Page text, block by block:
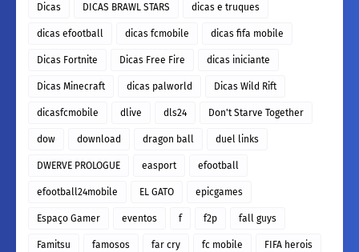
Dicas DICAS BRAWL STARS dicas e truques
dicas efootball dicas fcmobile dicas fifa mobile
Dicas Fortnite Dicas Free Fire dicas iniciante
Dicas Minecraft dicas palworld Dicas Wild Rift
dicasfcmobile dlive dls24 Don't Starve Together
dow download dragon ball duel links
DWERVE PROLOGUE easport efootball
efootball24mobile EL GATO epicgames
Espaço Gamer eventos f f2p fall guys
Famitsu famosos far cry fc mobile FIFA herois